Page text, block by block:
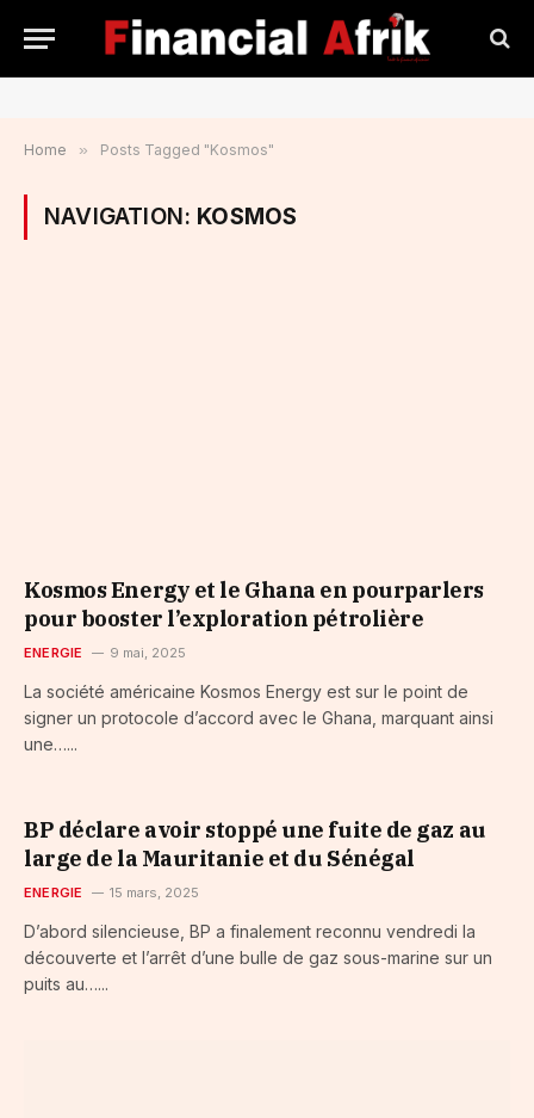
Home » Posts Tagged "Kosmos"
NAVIGATION: KOSMOS
Kosmos Energy et le Ghana en pourparlers
pour booster l’exploration pétrolière
ENERGIE 9 mai, 2025
La société américaine Kosmos Energy est sur le point de
signer un protocole d’accord avec le Ghana, marquant ainsi
une…...
BP déclare avoir stoppé une fuite de gaz au
large de la Mauritanie et du Sénégal
ENERGIE 15 mars, 2025
D’abord silencieuse, BP a finalement reconnu vendredi la
découverte et l’arrêt d’une bulle de gaz sous-marine sur un
puits au…...